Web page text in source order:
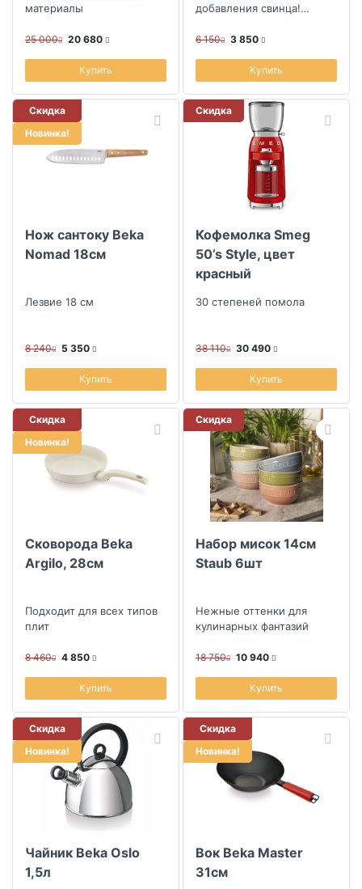
материалы
25 000 20 680
Купить
добавления свинца!
даже в микроволновке и
6 150 3 850
Купить
Скидка
Новинка!
Нож сантоку Beka
Nomad 18см
Лезвие 18 см
8 240 5 350
Купить
Скидка
Кофемолка Smeg
50’s Style, цвет
красный
30 степеней помола
38 110 30 490
Купить
Скидка
Новинка!
Сковорода Beka
Argilo, 28см
Подходит для всех типов
плит
8 460 4 850
Купить
Скидка
Набор мисок 14см
Staub 6шт
Нежные оттенки для
кулинарных фантазий
18 750 10 940
Купить
Скидка
Новинка!
Чайник Beka Oslo
1,5л
Скидка
Новинка!
Вок Beka Master
31см